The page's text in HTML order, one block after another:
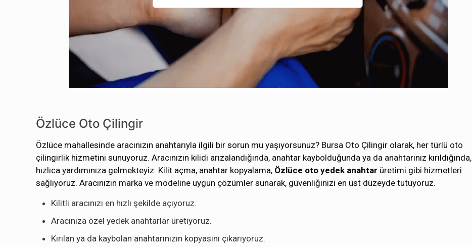
Özlüce Oto Çilingir
Özlüce mahallesinde aracınızın anahtarıyla ilgili bir sorun mu yaşıyorsunuz? Bursa Oto Çilingir olarak, her türlü oto
çilingirlik hizmetini sunuyoruz. Aracınızın kilidi arızalandığında, anahtar kaybolduğunda ya da anahtarınız kırıldığında,
hızlıca yardımınıza gelmekteyiz. Kilit açma, anahtar kopyalama, Özlüce oto yedek anahtar üretimi gibi hizmetleri
sağlıyoruz. Aracınızın marka ve modeline uygun çözümler sunarak, güvenliğinizi en üst düzeyde tutuyoruz.
Kilitli aracınızı en hızlı şekilde açıyoruz.
Aracınıza özel yedek anahtarlar üretiyoruz.
Kırılan ya da kaybolan anahtarınızın kopyasını çıkarıyoruz.